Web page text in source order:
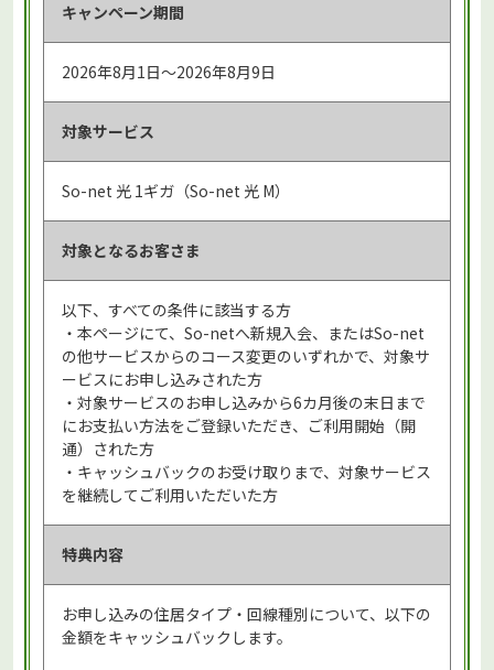
キャンペーン期間
2026年8月1日～2026年8月9日
対象サービス
So-net 光 1ギガ（So-net 光 M）
対象となるお客さま
以下、すべての条件に該当する方
・本ページにて、So-netへ新規入会、またはSo-net
の他サービスからのコース変更のいずれかで、対象サ
ービスにお申し込みされた方
・対象サービスのお申し込みから6カ月後の末日まで
にお支払い方法をご登録いただき、ご利用開始（開
通）された方
・キャッシュバックのお受け取りまで、対象サービス
を継続してご利用いただいた方
特典内容
お申し込みの住居タイプ・回線種別について、以下の
金額をキャッシュバックします。